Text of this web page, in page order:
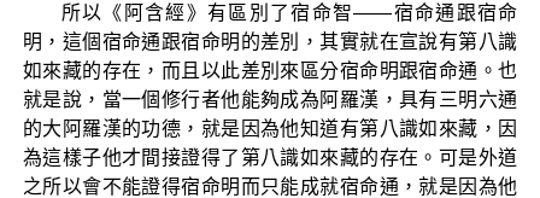
所以《阿含經》有區別了宿命智——宿命通跟宿命
明，這個宿命通跟宿命明的差別，其實就在宣說有第八識
如來藏的存在，而且以此差別來區分宿命明跟宿命通。也
就是說，當一個修行者他能夠成為阿羅漢，具有三明六通
的大阿羅漢的功德，就是因為他知道有第八識如來藏，因
為這樣子他才間接證得了第八識如來藏的存在。可是外道
之所以會不能證得宿命明而只能成就宿命通，就是因為他